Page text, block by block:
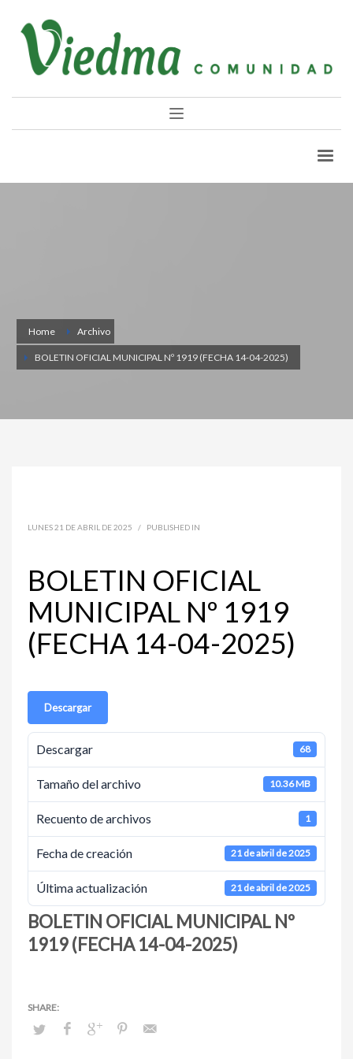
Home Archivo
BOLETIN OFICIAL MUNICIPAL Nº 1919 (FECHA 14-04-2025)
LUNES 21 DE ABRIL DE 2025 / PUBLISHED IN
BOLETIN OFICIAL
MUNICIPAL Nº 1919
(FECHA 14-04-2025)
Descargar
Descargar 68
Tamaño del archivo 10.36 MB
Recuento de archivos 1
Fecha de creación 21 de abril de 2025
Última actualización 21 de abril de 2025
BOLETIN OFICIAL MUNICIPAL Nº
1919 (FECHA 14-04-2025)